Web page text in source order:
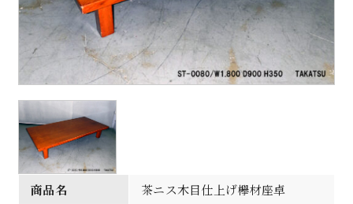
商品名
茶ニス木目仕上げ欅材座卓